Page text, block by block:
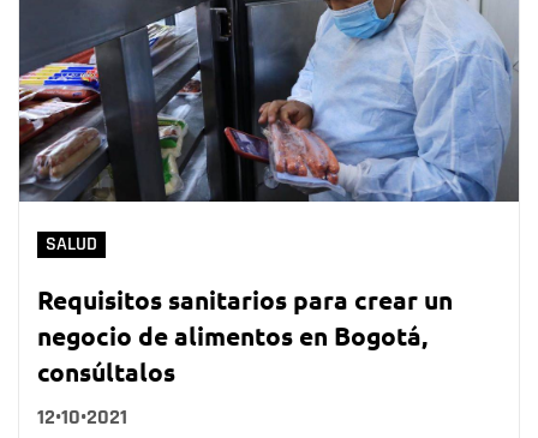
SALUD
Requisitos sanitarios para crear un
negocio de alimentos en Bogotá,
consúltalos
12•10•2021